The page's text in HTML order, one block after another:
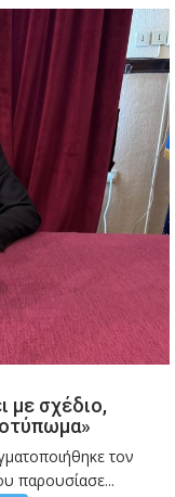
με σχέδιο,
τον
παρουσίασε...